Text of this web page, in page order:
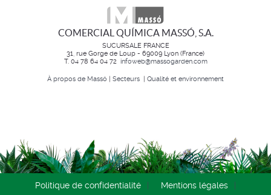
COMERCIAL QUÍMICA MASSÓ, S.A.
SUCURSALE FRANCE
31, rue Gorge de Loup - 69009 Lyon (France)
T. 04 78 64 04 72 infoweb@massogarden.com
À propos de Massó Secteurs Qualité et environnement
Politique de confidentialité Mentions légales